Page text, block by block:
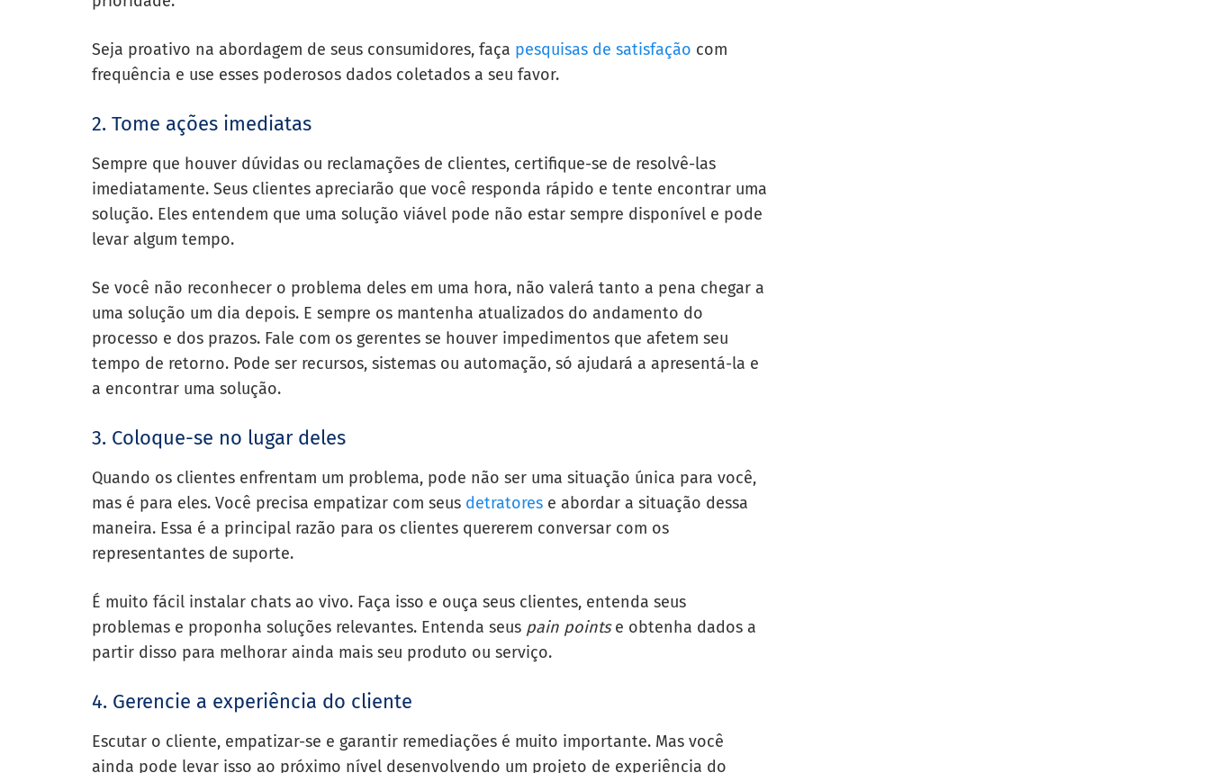
Seja proativo na abordagem de seus consumidores, faça pesquisas de satisfação com
frequência e use esses poderosos dados coletados a seu favor.
2. Tome ações imediatas
Sempre que houver dúvidas ou reclamações de clientes, certifique-se de resolvê-las
imediatamente. Seus clientes apreciarão que você responda rápido e tente encontrar uma
solução. Eles entendem que uma solução viável pode não estar sempre disponível e pode
levar algum tempo.
Se você não reconhecer o problema deles em uma hora, não valerá tanto a pena chegar a
uma solução um dia depois. E sempre os mantenha atualizados do andamento do
processo e dos prazos. Fale com os gerentes se houver impedimentos que afetem seu
tempo de retorno. Pode ser recursos, sistemas ou automação, só ajudará a apresentá-la e
a encontrar uma solução.
3. Coloque-se no lugar deles
Quando os clientes enfrentam um problema, pode não ser uma situação única para você,
mas é para eles. Você precisa empatizar com seus detratores e abordar a situação dessa
maneira. Essa é a principal razão para os clientes quererem conversar com os
representantes de suporte.
É muito fácil instalar chats ao vivo. Faça isso e ouça seus clientes, entenda seus
problemas e proponha soluções relevantes. Entenda seus pain pointse obtenha dados a
partir disso para melhorar ainda mais seu produto ou serviço.
4. Gerencie a experiência do cliente
Escutar o cliente, empatizar-se e garantir remediações é muito importante. Mas você
ainda pode levar isso ao próximo nível desenvolvendo um projeto de experiência do